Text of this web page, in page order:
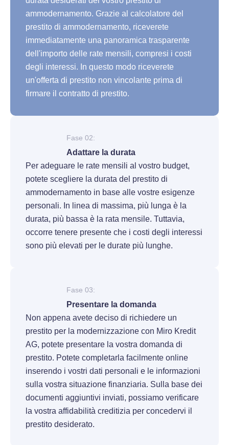
ammodernamento. Grazie al calcolatore del
prestito di ammodernamento, riceverete
immediatamente una panoramica trasparente
dell'importo delle rate mensili, compresi i costi
degli interessi. In questo modo riceverete
un'offerta di prestito non vincolante prima di
firmare il contratto di prestito.
Fase 02:
Adattare la durata
Per adeguare le rate mensili al vostro budget,
potete scegliere la durata del prestito di
ammodernamento in base alle vostre esigenze
personali. In linea di massima, più lunga è la
durata, più bassa è la rata mensile. Tuttavia,
occorre tenere presente che i costi degli interessi
sono più elevati per le durate più lunghe.
Fase 03:
Presentare la domanda
Non appena avete deciso di richiedere un
prestito per la modernizzazione con Miro Kredit
AG, potete presentare la vostra domanda di
prestito. Potete completarla facilmente online
inserendo i vostri dati personali e le informazioni
sulla vostra situazione finanziaria. Sulla base dei
documenti aggiuntivi inviati, possiamo verificare
la vostra affidabilità creditizia per concedervi il
prestito desiderato.